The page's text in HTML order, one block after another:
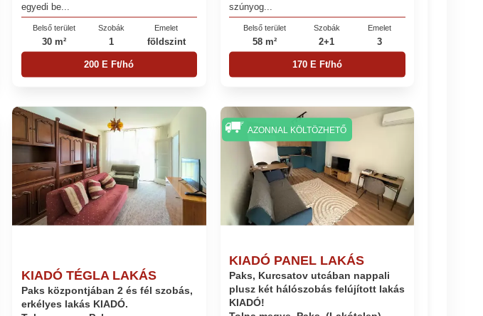
egyedi be...
Belső terület
30 m²
Szobák
1
Emelet
földszint
200 E Ft/hó
szúnyog...
Belső terület
58 m²
Szobák
2+1
Emelet
3
170 E Ft/hó
KIADÓ TÉGLA LAKÁS
Paks központjában 2 és fél szobás,
erkélyes lakás KIADÓ.
KIADÓ PANEL LAKÁS
Paks, Kurcsatov utcában nappali
plusz két hálószobás felújított lakás
KIADÓ!
AZONNAL KÖLTÖZHETŐ